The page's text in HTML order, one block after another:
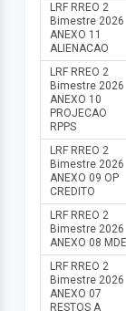
LRF RREO 2
Bimestre 2026
ANEXO 11
ALIENACAO
LRF RREO 2
Bimestre 2026
ANEXO 10
PROJECAO
RPPS
LRF RREO 2
Bimestre 2026
ANEXO 09 OP
CREDITO
LRF RREO 2
Bimestre 2026
ANEXO 08 MDE
LRF RREO 2
Bimestre 2026
ANEXO 07
RESTOS A